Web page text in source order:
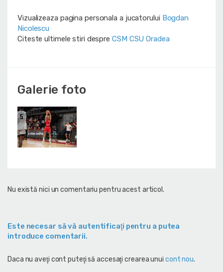
Vizualizeaza pagina personala a jucatorului Bogdan
Nicolescu
Citeste ultimele stiri despre CSM CSU Oradea
Galerie foto
Nu există nici un comentariu pentru acest articol.
Este necesar să vă autentificaţi pentru a putea
introduce comentarii.
Daca nu aveţi cont puteţi să accesaţi crearea unui cont nou.